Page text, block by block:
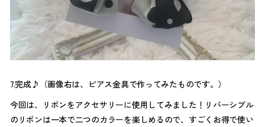
7.完成♪（画像右は、ピアス金具で作ってみたものです。）
今回は、リボンをアクセサリーに使用してみました！リバーシブル
のリボンは一本で二つのカラーを楽しめるので、すごくお得で使い